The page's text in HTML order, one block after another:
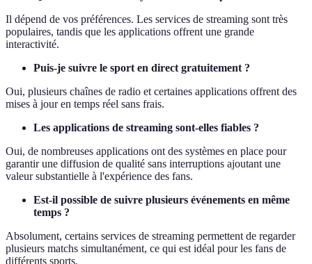
Il dépend de vos préférences. Les services de streaming sont très
populaires, tandis que les applications offrent une grande
interactivité.
Puis-je suivre le sport en direct gratuitement ?
Oui, plusieurs chaînes de radio et certaines applications offrent des
mises à jour en temps réel sans frais.
Les applications de streaming sont-elles fiables ?
Oui, de nombreuses applications ont des systèmes en place pour
garantir une diffusion de qualité sans interruptions ajoutant une
valeur substantielle à l'expérience des fans.
Est-il possible de suivre plusieurs événements en même
temps ?
Absolument, certains services de streaming permettent de regarder
plusieurs matchs simultanément, ce qui est idéal pour les fans de
différents sports.